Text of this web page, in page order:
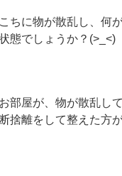
ちに物が散乱し、何
態でしょうか？(>_<)
部屋が、物が散乱し
捨離をして整えた方